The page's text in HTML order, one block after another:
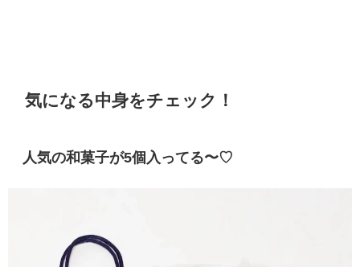
気になる中身をチェック！
人気の和菓子が5個入ってる〜♡